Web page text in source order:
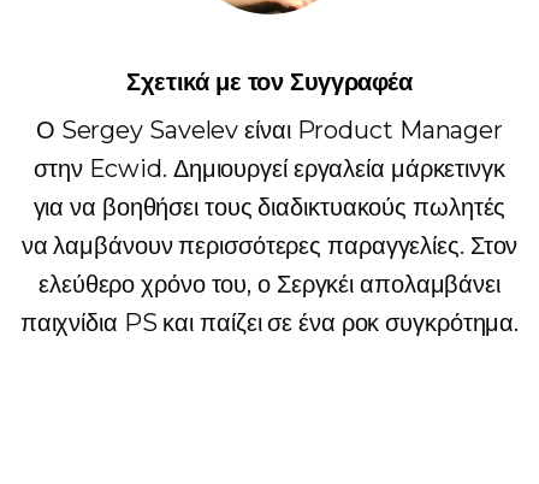
Σχετικά με τον Συγγραφέα
Ο Sergey Savelev είναι Product Manager
στην Ecwid. Δημιουργεί εργαλεία μάρκετινγκ
για να βοηθήσει τους διαδικτυακούς πωλητές
να λαμβάνουν περισσότερες παραγγελίες. Στον
ελεύθερο χρόνο του, ο Σεργκέι απολαμβάνει
παιχνίδια PS και παίζει σε ένα ροκ συγκρότημα.